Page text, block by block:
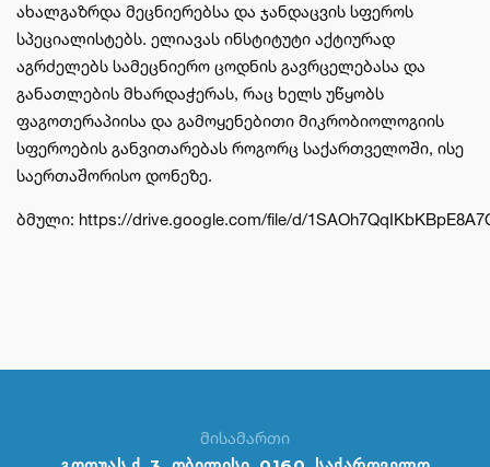
ახალგაზრდა მეცნიერებსა და ჯანდაცვის სფეროს
სპეციალისტებს. ელიავას ინსტიტუტი აქტიურად
აგრძელებს სამეცნიერო ცოდნის გავრცელებასა და
განათლების მხარდაჭერას, რაც ხელს უწყობს
ფაგოთერაპიისა და გამოყენებითი მიკრობიოლოგიის
სფეროების განვითარებას როგორც საქართველოში, ისე
საერთაშორისო დონეზე.
ბმული: https://drive.google.com/file/d/
მისამართი